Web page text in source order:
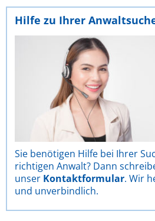
Hilfe zu Ihrer
Sie benötigen Hilfe bei Ihrer
richtigen Anwalt? Dann
unser Kontaktformular. Wir
und unverbindlich.